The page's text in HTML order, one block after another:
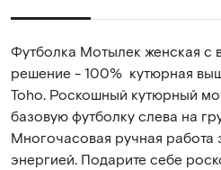
Футболка Мотылек женская с
решение - 100% кутюрная
Toho. Роскошный кутюрный
базовую футболку слева на
Многочасовая ручная
энергией. Подарите себе